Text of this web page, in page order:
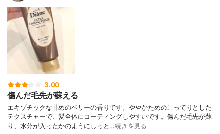
3.00
傷んだ毛先が蘇える
エキゾチックな甘めのベリーの香りです。ややかためのこってりとした
テクスチャーで、髪全体にコーティングしやすいです。傷んだ毛先が蘇
り、水分が入ったかのようにしっと…続きを見る